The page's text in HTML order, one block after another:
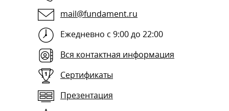
mail@fundament.ru
Ежедневно с 9:00 до 22:00
Вся контактная информация
Сертификаты
Презентация